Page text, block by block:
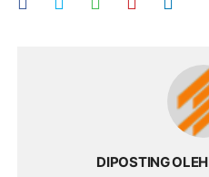
DIPOSTING OLEH